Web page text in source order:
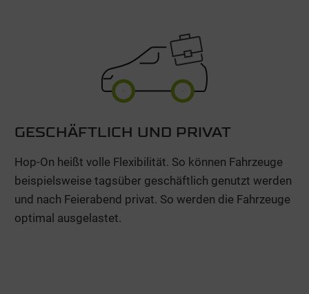
GESCHÄFTLICH UND PRIVAT
Hop-On heißt volle Flexibilität. So können Fahrzeuge
beispielsweise tagsüber geschäftlich genutzt werden
und nach Feierabend privat. So werden die Fahrzeuge
optimal ausgelastet.